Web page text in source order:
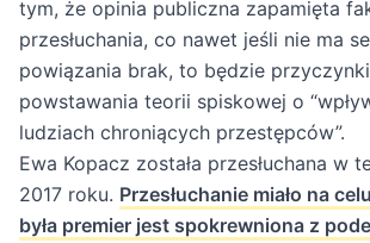
tym, że opinia publiczna zapamięta
przesłuchania, co nawet jeśli nie ma
powiązania brak, to będzie
powstawania teorii spiskowej o
ludziach chroniących przestępców”.
Ewa Kopacz została przesłuchana w
2017 roku. Przesłuchanie miało na
była premier jest spokrewniona z